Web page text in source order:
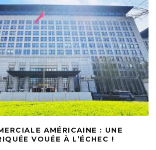
AMÉRICAINE : UNE
VOUÉE À L’ÉCHEC !